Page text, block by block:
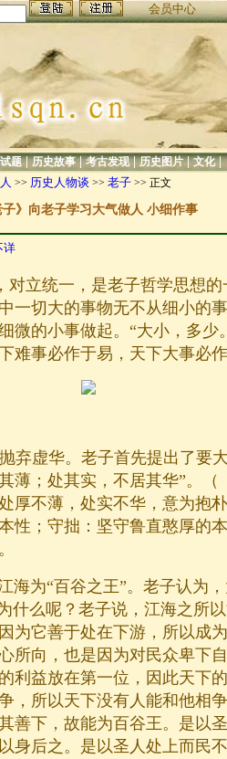
会员中心
题|历史故事|考古发现|历史图片|文化|
>> 历史人物谈 >> 老子>> 正文
》向老子学习大气做人 小细作事
详
对立统一，是老子哲学思想的
一切大的事物无不从细小的事
微的小事做起。“大小，多少
难事必作于易，天下大事必作
虚华。老子首先提出了要大
薄；处其实，不居其华”。（
厚不薄，处实不华，意为抱
性；守拙：坚守鲁直憨厚的
为“百谷之王”。老子认为，
什么呢？老子说，江海之所
为它善于处在下游，所以成
所向，也是因为对民众卑下
利益放在第一位，因此天下
，所以天下没有人能和他相
善下，故能为百谷王。是以
身后之。是以圣人处上而民